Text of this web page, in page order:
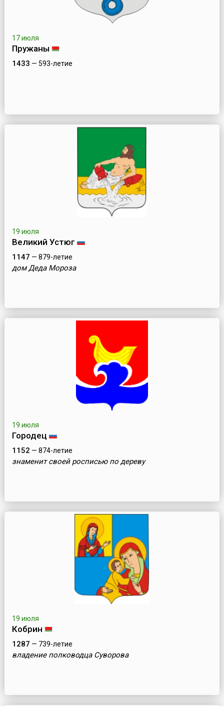
17 июля
Пружаны
1433 — 593-летие
19 июля
Великий Устюг
1147 — 879-летие
дом Деда Мороза
19 июля
Городeц
1152 — 874-летие
знаменит своей росписью по дереву
19 июля
Кобрин
1287 — 739-летие
владение полководца Суворова